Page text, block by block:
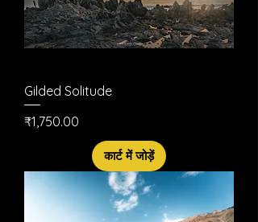
Gilded Solitude
मूल्य
₹1,750.00
कार्ट में जोड़ें